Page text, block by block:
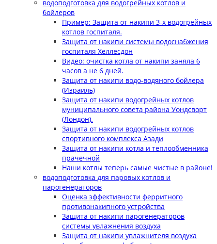
водоподготовка для водогрейных котлов и
бойлеров
Пример: Защита от накипи 3-х водогрейных
котлов госпиталя.
Защита от накипи системы водоснабжения
госпиталя Хеллесдон
Видео: очистка котла от накипи заняла 6
часов а не 6 дней.
Защита от накипи водо-водяного бойлера
(Израиль)
Защита от накипи водогрейных котлов
муниципального совета района Уондсворт
(Лондон).
Защита от накипи водогрейных котлов
спортивного комплекса Азади
Защита от накипи котла и теплообменника
прачечной
Наши котлы теперь самые чистые в районе!
водоподготовка для паровых котлов и
парогенераторов
Оценка эффективности ферритного
противонакипного устройства
Защита от накипи парогенераторов
системы увлажнения воздуха
Защита от накипи увлажнителя воздуха